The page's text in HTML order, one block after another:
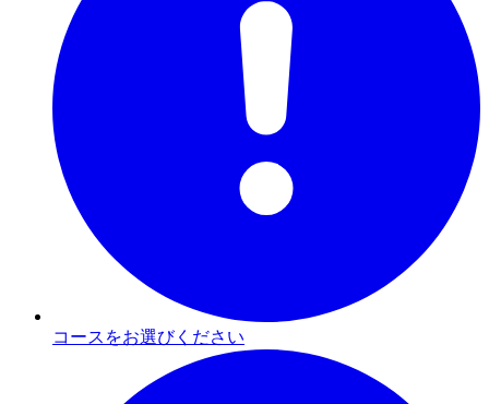
コースをお選びください